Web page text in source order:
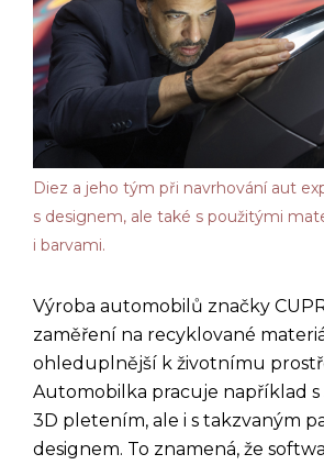
Diez a jeho tým při navrhování aut
s designem, ale také s použitými
i barvami.
Výroba automobilů značky
zaměření na recyklované
ohleduplnější k životnímu
Automobilka pracuje například s
3D pletením, ale i s takzvaným
designem. To znamená, že